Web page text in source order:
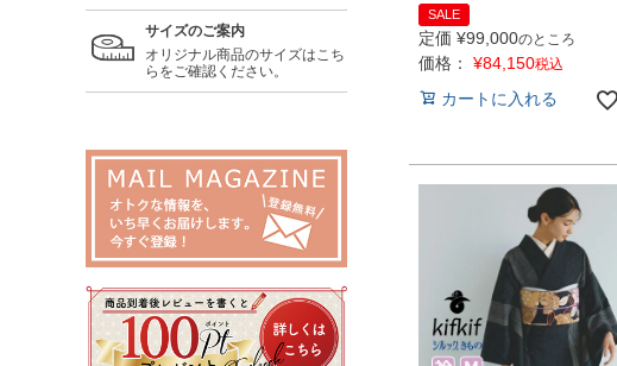
サイズのご案内
オリジナル商品のサイズはこち
らをご確認ください。
SALE
定価 ¥99,000のところ
価格： ¥84,150税込
カートに入れる